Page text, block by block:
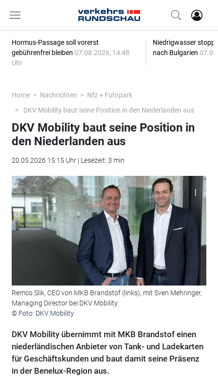
Hormus-Passage soll vorerst
gebührenfrei bleiben 07.08.2026, 14:48
Uhr
Niedrigwasser
nach Bulgarien
Home Nachrichten
Nfz + Fuhrpark
DKV Mobility baut seine Position in den Niederlanden aus
DKV Mobility baut seine Position in
den Niederlanden aus
20.05.2026 15:15 Uhr | Lesezeit: 3 min
Remco Slik, CEO von MKB Brandstof (links), mit Sven Mehringer,
Managing Director bei DKV Mobility
© Foto: DKV Mobility
DKV Mobility übernimmt mit MKB Brandstof einen
niederländischen Anbieter von Tank- und Ladekarten
für Geschäftskunden und baut damit seine Präsenz
in der Benelux-Region aus.